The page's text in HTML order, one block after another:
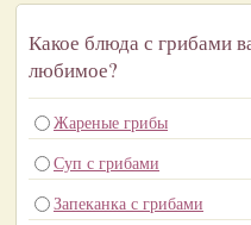
Какое блюда с грибами
любимое?
Жареные грибы
Суп с грибами
Запеканка с грибами